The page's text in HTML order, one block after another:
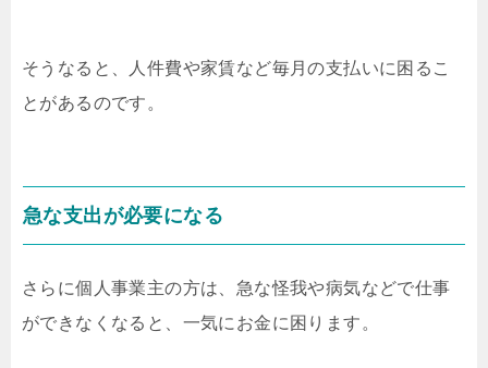
そうなると、人件費や家賃など毎月の支払いに困るこ
とがあるのです。
急な支出が必要になる
さらに個人事業主の方は、急な怪我や病気などで仕事
ができなくなると、一気にお金に困ります。